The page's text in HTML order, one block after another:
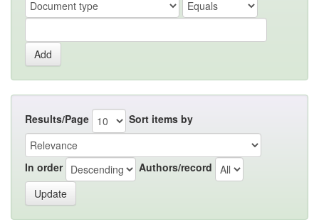
Results/Page Sort items by
In order Authors/record